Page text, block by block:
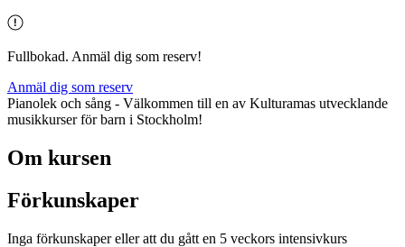
Fullbokad. Anmäl dig som reserv!
Anmäl dig som reserv
Pianolek och sång - Välkommen till en av Kulturamas utvecklande
musikkurser för barn i Stockholm!
Om kursen
Förkunskaper
Inga förkunskaper eller att du gått en 5 veckors intensivkurs